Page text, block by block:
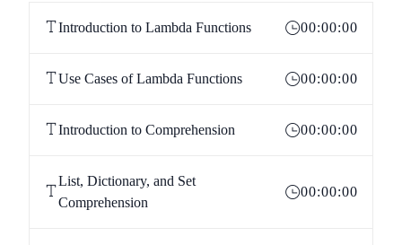
Introduction to Lambda Functions 00:00:00
Use Cases of Lambda Functions 00:00:00
Introduction to Comprehension 00:00:00
List, Dictionary, and Set
Comprehension
00:00:00